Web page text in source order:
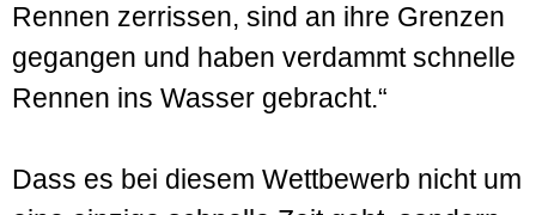
Rennen zerrissen, sind an ihre Grenzen
gegangen und haben verdammt schnelle
Rennen ins Wasser gebracht.“
Dass es bei diesem Wett­bewerb nicht um